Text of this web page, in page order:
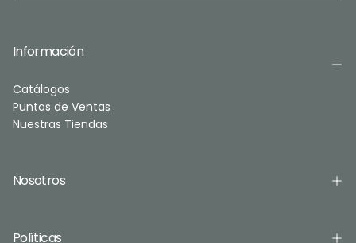
Información
Catálogos
Puntos de Ventas
Nuestras Tiendas
Nosotros
Políticas